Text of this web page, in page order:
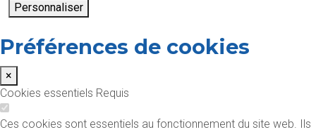
Personnaliser
Préférences de cookies
×
Cookies essentiels Requis
Ces cookies sont essentiels au fonctionnement du site web. Ils